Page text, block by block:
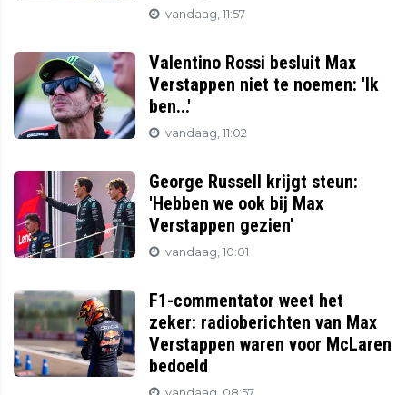
vandaag, 11:57
Valentino Rossi besluit Max
Verstappen niet te noemen: 'Ik
ben...'
vandaag, 11:02
George Russell krijgt steun:
'Hebben we ook bij Max
Verstappen gezien'
vandaag, 10:01
F1-commentator weet het
zeker: radioberichten van Max
Verstappen waren voor McLaren
bedoeld